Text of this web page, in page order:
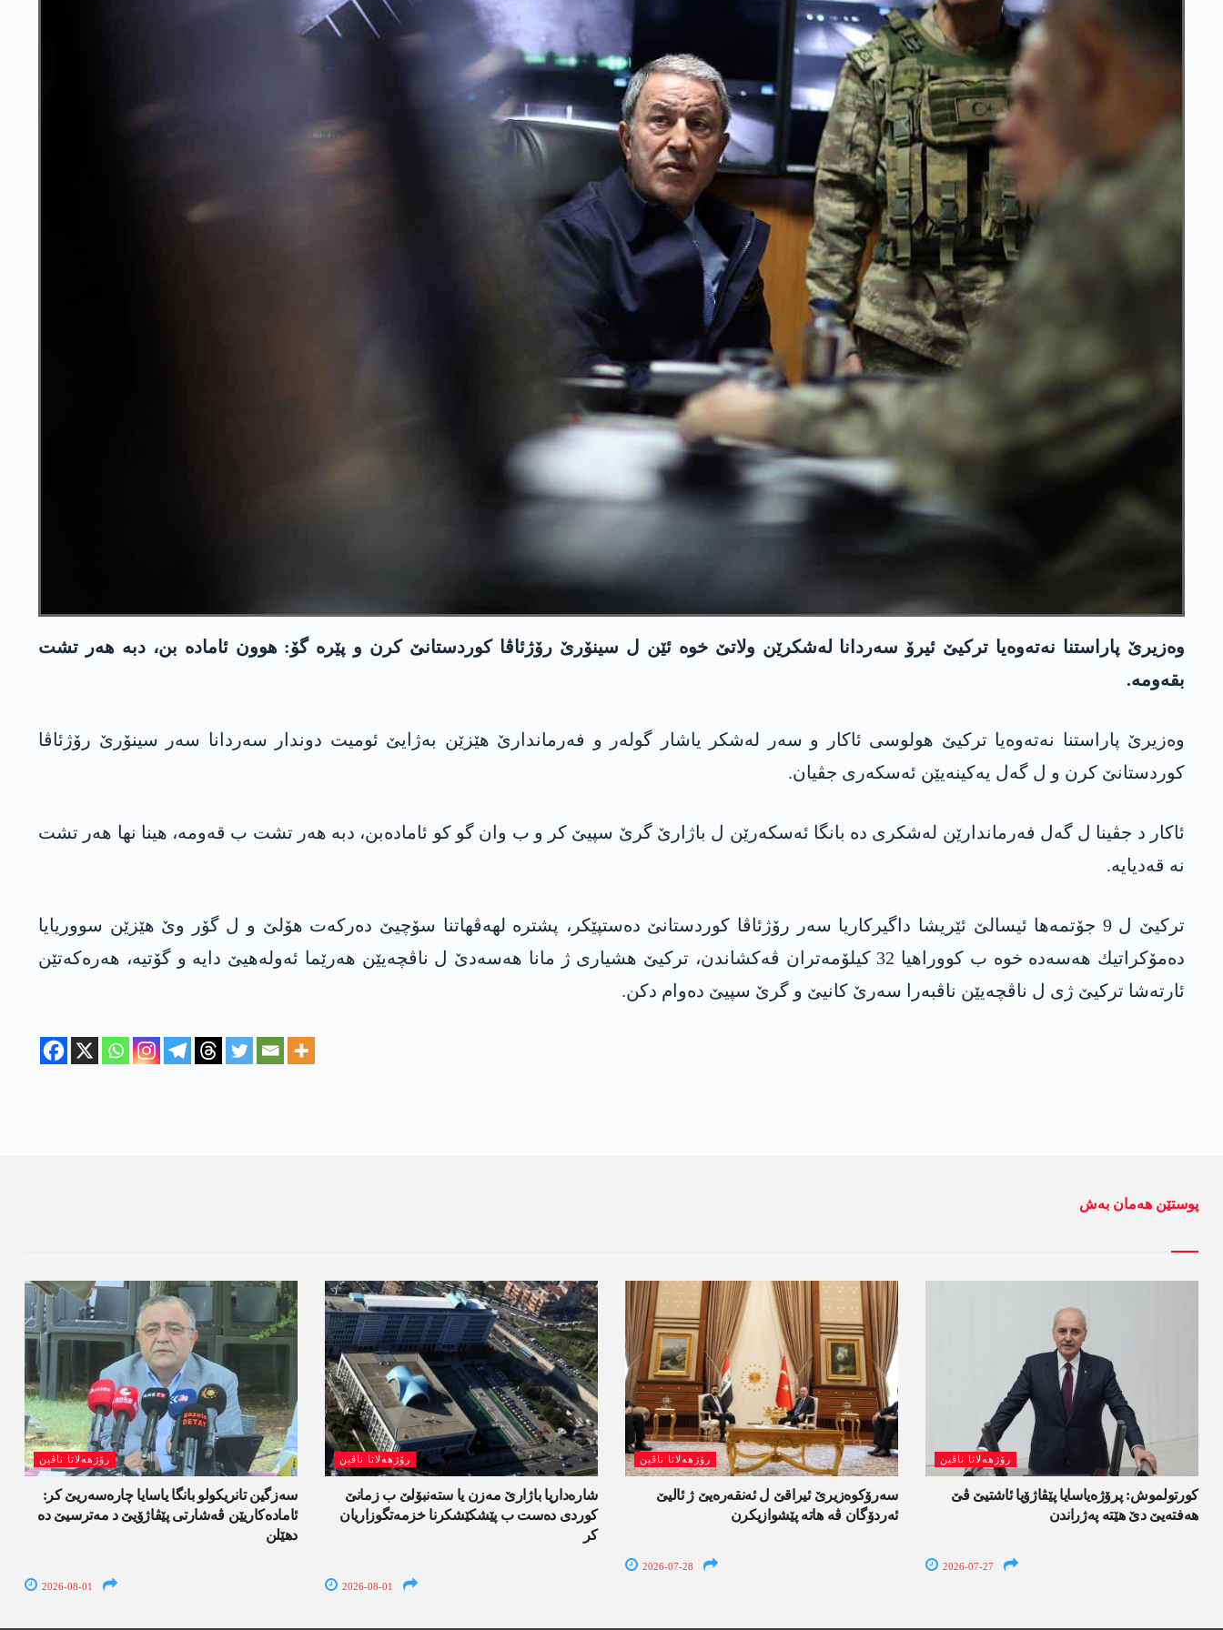
وەزیرێ پاراستنا نەتەوەیا تركیێ ئیرۆ سه‌ردانا له‌شكرێن ولاتێ خوه‌ ئێن ل سینۆرێ رۆژئاڤا كوردستانێ كرن و پێره‌ گۆ: هوون ئاماده‌ بن، دبه‌ هه‌ر تشت
بقه‌ومه‌.
وه‌زیرێ پاراستنا نه‌ته‌وه‌یا تركیێ ھولوسی ئاکار و سه‌ر له‌شكر یاشار گولەر و فەرماندارێ ھێزێن بەژایێ ئومیت دوندار سه‌ردانا سەر سینۆرێ رۆژئاڤا
كوردستانێ كرن و ل گه‌ل یەکینەیێن ئەسکەری جڤیان.
ئاكار د جڤینا ل گه‌ل فه‌رماندارێن له‌شكری ده‌ بانگا ئه‌سكه‌رێن ل باژارێ گرێ سپیێ كر و ب وان گو كو ئاماده‌بن، دبه‌ هه‌ر تشت ب قه‌ومه‌، هینا نها هه‌ر تشت
نه‌ قه‌دیایه‌.
تركیێ ل 9 جۆتمه‌ها ئیسالێ ئێریشا داگیركاریا سه‌ر رۆژئاڤا كوردستانێ ده‌ستپێكر، پشتره‌ لهه‌ڤهاتنا سۆچیێ ده‌ركه‌ت هۆلێ و ل گۆر وێ هێزێن سووریایا
ده‌مۆكراتیك هه‌سه‌ده‌ خوه‌ ب كووراهیا 32 كیلۆمه‌تران ڤه‌كشاندن، تركیێ هشیاری ژ مانا هه‌سه‌دێ ل ناڤچه‌یێن هه‌رێما ئه‌وله‌هیێ دایه‌ و گۆتیه‌، هه‌ره‌كه‌تێن
ئارته‌شا تركیێ ژی ل ناڤچه‌یێن ناڤبه‌را سه‌رێ كانیێ و گرێ سپیێ ده‌وام دكن.
پوستێن ھەمان بەش
رۆژھەلاتا ناڤین
سەزگین تانریکولو بانگا یاسایا چارەسەریێ کر:
ئامادەکاریێن ڤەشارتی پێڤاژۆیێ د مەترسیێ دە
دھێلن
2026-08-01
رۆژھەلاتا ناڤین
شارەداریا باژارێ مەزن یا ستەنبۆلێ ب زمانێ
کوردی دەست ب پێشکێشکرنا خزمەتگوزاریان
کر
2026-08-01
رۆژھەلاتا ناڤین
سەرۆکوەزیرێ ئیراقێ ل ئەنقەرەیێ ژ ئالیێ
ئەردۆگان ڤە ھاتە پێشوازیکرن
2026-07-28
رۆژھەلاتا ناڤین
کورتولموش: پرۆژەیاسایا پێڤاژۆیا ئاشتیێ ڤێ
ھەفتەیێ دێ هێتە پەژراندن
2026-07-27